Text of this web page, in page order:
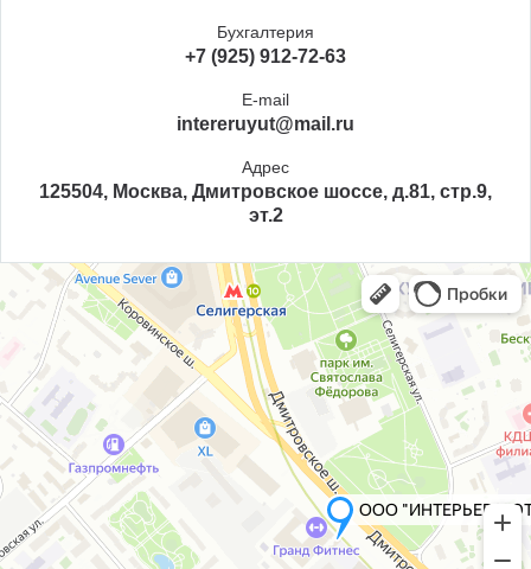
Бухгалтерия
+7 (925) 912-72-63
E-mail
intereruyut@mail.ru
Адрес
125504, Москва, Дмитровское шоссе, д.81, стр.9,
эт.2